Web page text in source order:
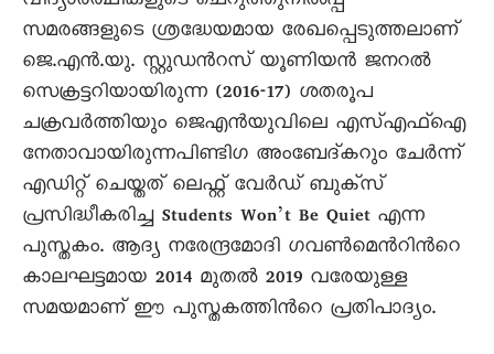
സമരങ്ങളുടെ ശ്രദ്ധേയമായ രേഖപ്പെടുത്തലാണ്
ജെ.എന്‍.യു. സ്റ്റുഡന്‍റസ് യൂണിയന്‍ ജനറല്‍
സെക്രട്ടറിയായിരുന്ന (2016-17) ശതരൂപ
ചക്രവര്‍ത്തിയും ജെഎന്‍യുവിലെ എസ്എഫ്ഐ
നേതാവായിരുന്നപിണ്ടിഗ അംബേദ്കറും ചേര്‍ന്ന്
എഡിറ്റ് ചെയ്തത് ലെഫ്റ്റ് വേര്‍ഡ് ബുക്സ്
പ്രസിദ്ധീകരിച്ച Students Won’t Be Quiet എന്ന
പുസ്തകം. ആദ്യ നരേന്ദ്രമോദി ഗവണ്‍മെന്‍റിന്‍റെ
കാലഘട്ടമായ 2014 മുതല്‍ 2019 വരേയുള്ള
സമയമാണ് ഈ പുസ്തകത്തിന്‍റെ പ്രതിപാദ്യം.